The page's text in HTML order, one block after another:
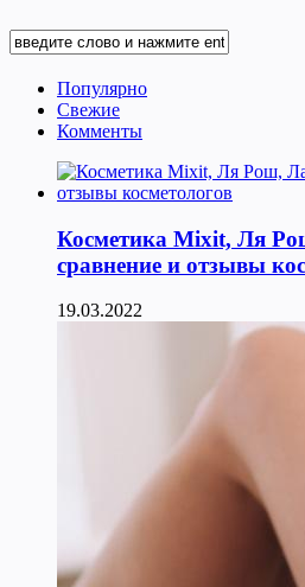
Популярно
Свежие
Комменты
Косметика Мixit, Ля
сравнение и отзывы
19.03.2022